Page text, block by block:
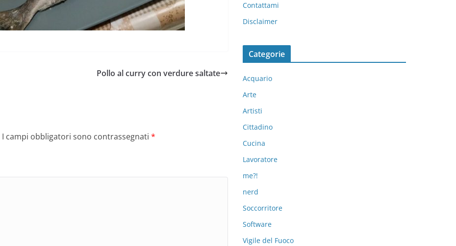
Pollo al curry con verdure saltate
I campi obbligatori sono contrassegnati *
Contattami
Disclaimer
Categorie
Acquario
Arte
Artisti
Cittadino
Cucina
Lavoratore
me?!
nerd
Soccorritore
Software
Vigile del Fuoco